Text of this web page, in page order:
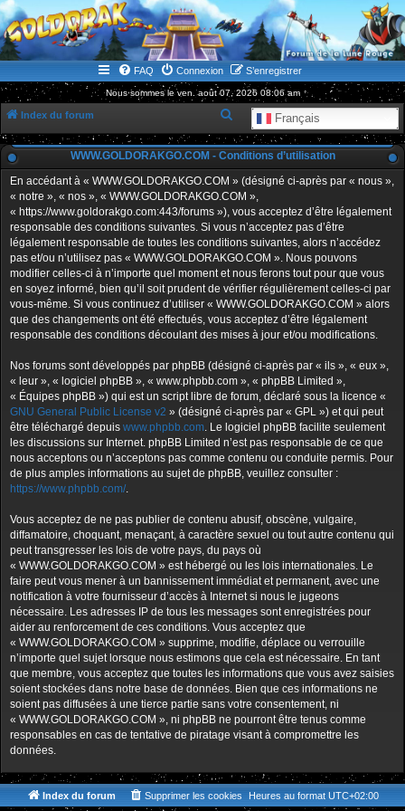
WWW.GOLDORAKGO.COM
le site de la Lune Rouge
FAQ Connexion S’enregistrer
Nous sommes le ven. août 07, 2026 08:06 am
Index du forum Français
e
c
h
e
r
c
e
r
WWW.GOLDORAKGO.COM - Conditions d’utilisation
En accédant à « WWW.GOLDORAKGO.COM » (désigné ci-après par « nous »,
« notre », « nos », « WWW.GOLDORAKGO.COM »,
« https://www.goldorakgo.com:443/forums »), vous acceptez d’être légalement
responsable des conditions suivantes. Si vous n’acceptez pas d’être
légalement responsable de toutes les conditions suivantes, alors n’accédez
pas et/ou n’utilisez pas « WWW.GOLDORAKGO.COM ». Nous pouvons
modifier celles-ci à n’importe quel moment et nous ferons tout pour que vous
en soyez informé, bien qu’il soit prudent de vérifier régulièrement celles-ci par
vous-même. Si vous continuez d’utiliser « WWW.GOLDORAKGO.COM » alors
que des changements ont été effectués, vous acceptez d’être légalement
responsable des conditions découlant des mises à jour et/ou modifications.
Nos forums sont développés par phpBB (désigné ci-après par « ils », « eux »,
« leur », « logiciel phpBB », « www.phpbb.com », « phpBB Limited »,
« Équipes phpBB ») qui est un script libre de forum, déclaré sous la licence «
GNU General Public License v2 » (désigné ci-après par « GPL ») et qui peut
être téléchargé depuis www.phpbb.com. Le logiciel phpBB facilite seulement
les discussions sur Internet. phpBB Limited n’est pas responsable de ce que
nous acceptons ou n’acceptons pas comme contenu ou conduite permis. Pour
de plus amples informations au sujet de phpBB, veuillez consulter :
https://www.phpbb.com/.
Vous acceptez de ne pas publier de contenu abusif, obscène, vulgaire,
diffamatoire, choquant, menaçant, à caractère sexuel ou tout autre contenu qui
peut transgresser les lois de votre pays, du pays où
« WWW.GOLDORAKGO.COM » est hébergé ou les lois internationales. Le
faire peut vous mener à un bannissement immédiat et permanent, avec une
notification à votre fournisseur d’accès à Internet si nous le jugeons
nécessaire. Les adresses IP de tous les messages sont enregistrées pour
aider au renforcement de ces conditions. Vous acceptez que
« WWW.GOLDORAKGO.COM » supprime, modifie, déplace ou verrouille
n’importe quel sujet lorsque nous estimons que cela est nécessaire. En tant
que membre, vous acceptez que toutes les informations que vous avez saisies
soient stockées dans notre base de données. Bien que ces informations ne
soient pas diffusées à une tierce partie sans votre consentement, ni
« WWW.GOLDORAKGO.COM », ni phpBB ne pourront être tenus comme
responsables en cas de tentative de piratage visant à compromettre les
données.
Index du forum Heures au format UTC+02:00
Supprimer les cookies